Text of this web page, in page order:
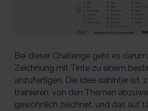
Bei dieser Challenge geht es
Zeichnung mit Tinte zu einem
anzufertigen. Die Idee dahinter ist,
trainieren, von den Themen
gewöhnlich zeichnet, und das auf